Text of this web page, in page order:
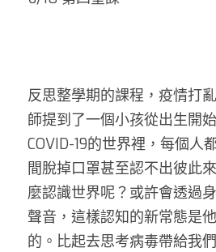
反思整學期的課程，疫情打
師提到了一個小孩從出生開
COVID-19的世界裡，每個人
間脫掉口罩甚至認不出彼此
麼認識世界呢？或許會透過
聲音，這樣認知的新常態是
的。比起去思考病毒帶給我